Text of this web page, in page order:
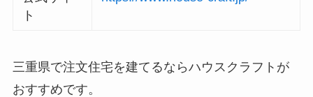
ト
三重県で注文住宅を建てるならハウスクラフトが
おすすめです。